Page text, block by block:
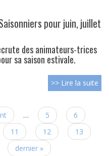
pour juin, juillet
des animateurs-trices
sa saison estivale.
>> Lire la suite
… 5
6
11 12
13
dernier »